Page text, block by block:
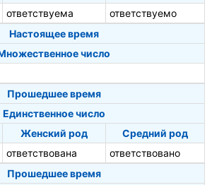
ответствуема
ответствуемо
Настоящее время
число
Прошедшее время
Единственное число
Женский род
Средний род
ответствована
ответствовано
Прошедшее время